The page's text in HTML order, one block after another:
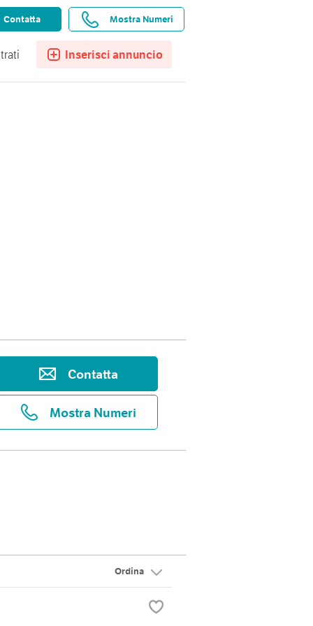
Ricerche salvate Preferiti
Inserisci annuncio
Contatta Mostra Numeri
Contatta
Mostra Numeri
Ordina